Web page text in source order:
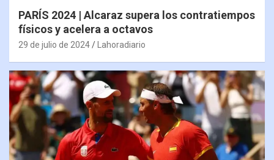
PARÍS 2024 | Alcaraz supera los contratiempos
físicos y acelera a octavos
29 de julio de 2024 Lahoradiario